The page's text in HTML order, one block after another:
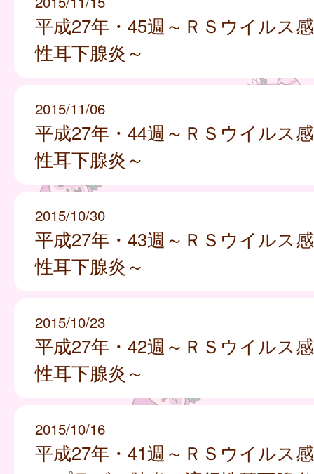
平成27年・45週～ＲＳウイルス
性耳下腺炎～
2015/11/06
平成27年・44週～ＲＳウイルス
性耳下腺炎～
2015/10/30
平成27年・43週～ＲＳウイルス
性耳下腺炎～
2015/10/23
平成27年・42週～ＲＳウイルス
性耳下腺炎～
2015/10/16
平成27年・41週～ＲＳウイルス